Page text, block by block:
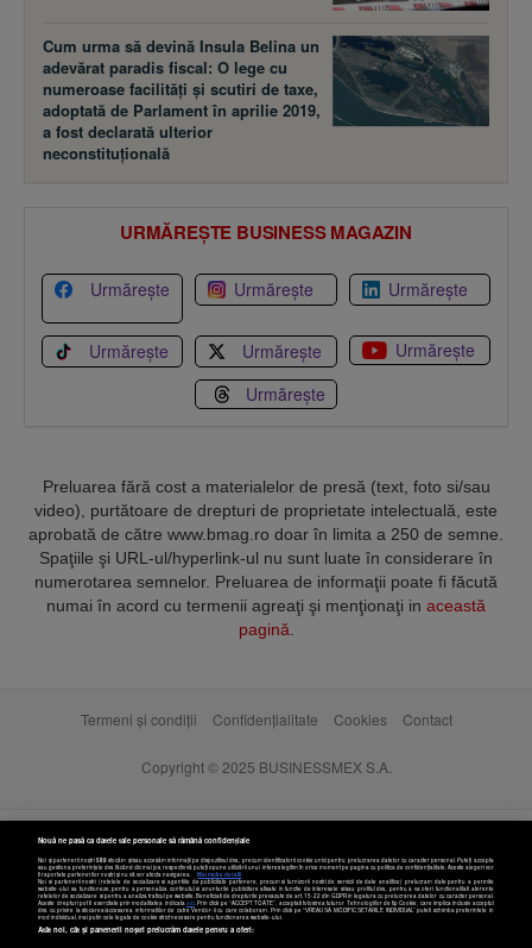
Cum urma să devină Insula Belina un
adevărat paradis fiscal: O lege cu
numeroase facilităţi şi scutiri de taxe,
adoptată de Parlament în aprilie 2019,
a fost declarată ulterior
neconstituţională
URMĂREȘTE BUSINESS MAGAZIN
Urmărește Urmărește Urmărește
Urmărește Urmărește
Urmărește
Urmărește
Preluarea fără cost a materialelor de presă (text, foto si/sau
video), purtătoare de drepturi de proprietate intelectuală, este
aprobată de către www.bmag.ro doar în limita a 250 de semne.
Spaţiile şi URL-ul/hyperlink-ul nu sunt luate în considerare în
numerotarea semnelor. Preluarea de informaţii poate fi făcută
numai în acord cu termenii agreaţi şi menţionaţi in această
pagină
Termeni și condiții Confidențialitate Cookies Contact
Copyright © 2025 BUSINESSMEX S.A.
Nouă ne pasă ca datele tale personale să rămână confidențiale
Noi și partenerii noștri589stocăm și/sau accesăm informații pe dispozitivul dvs., precum identificatorii cookie unici pentru prelucrarea datelor cu caracter personal. Puteți accepta
sau gestiona preferințele dvs. făcând clic mai jos, respectiv vă puteți opune utilizării unui interes legitim în orice moment pe pagina cu politica de confidențialitate. Aceste alegeri vor
fi raportate partenerilor noștri și nu vă vor afecta navigarea.
Mai multe detalii
Noi si partenerii nostri (retelele de socializare si agentiile de publicitate partenere, precum si furnizorii nostri de servicii de date analitice) prelucram date pentru a permite
website-ului sa functioneze, pentru a personaliza continutul si anunturile publicitare afisate in functie de interesele si/sau profilul dvs., pentru a va oferi functionalitati aferente
retelelor de socializare si pentru a analiza traficul pe website. Beneficiati de drepturile prevazute de art. 15-22 din GDPR in legatura cu prelucrarea datelor cu caracter personal.
Aceste drepturi pot fi exercitate prin modalitatea indicataaici. Prin click pe “ACCEPT TOATE”, acceptati folosirea tuturor Tehnologiilor de tip Cookie, care implica inclusiv acceptul
dvs. cu privire la stocarea/accesarea informatiilor de catre Vendor-ii cu care colaboram. Prin click pe “VREAU SA MODIFIC SETARILE INDIVIDUAL” puteti schimba preferintele in
mod individual, mai putin cele legate de cookie strict necesare pentru functionarea website-ului.
Atât noi, cât și partenerii noștri prelucrăm datele pentru a oferi: